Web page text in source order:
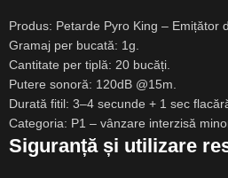
Produs: Petarde Pyro King – Emițător
Gramaj per bucată: 1g.
Cantitate per tiplă: 20 bucăți.
Putere sonoră: 120dB @15m.
Durată fitil: 3–4 secunde + 1 sec
Categoria: P1 – vânzare interzisă
Siguranță și utilizare